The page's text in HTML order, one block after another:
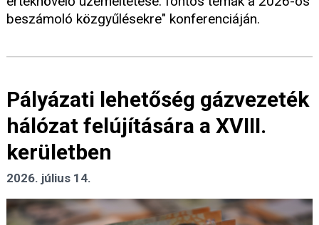
beszámoló közgyűlésekre" konferenciáján.
Pályázati lehetőség gázvezeték
hálózat felújítására a XVIII.
kerületben
2026. július 14.